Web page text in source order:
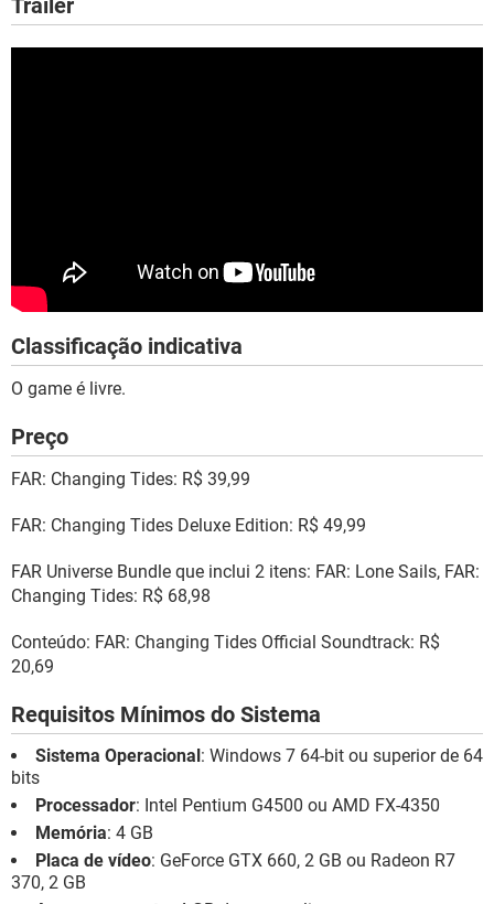
Classificação indicativa
O game é livre.
Preço
FAR: Changing Tides: R$ 39,99
FAR: Changing Tides Deluxe Edition: R$ 49,99
FAR Universe Bundle que inclui 2 itens: FAR: Lone Sails, FAR:
Changing Tides: R$ 68,98
Conteúdo: FAR: Changing Tides Official Soundtrack: R$
20,69
Requisitos Mínimos do Sistema
Sistema Operacional : Windows 7 64-bit ou superior de 64
bits
Processador: Intel Pentium G4500 ou AMD FX-4350
Memória: 4 GB
Placa de vídeo: GeForce GTX 660, 2 GB ou Radeon R7
370, 2 GB